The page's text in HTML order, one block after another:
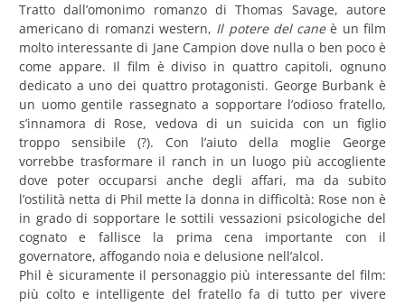
Tratto dall’omonimo romanzo di Thomas Savage, autore
americano di romanzi western, Il potere del caneè un film
molto interessante di Jane Campion dove nulla o ben poco è
come appare. Il film è diviso in quattro capitoli, ognuno
dedicato a uno dei quattro protagonisti. George Burbank è
un uomo gentile rassegnato a sopportare l’odioso fratello,
s’innamora di Rose, vedova di un suicida con un figlio
troppo sensibile (?). Con l’aiuto della moglie George
vorrebbe trasformare il ranch in un luogo più accogliente
dove poter occuparsi anche degli affari, ma da subito
l’ostilità netta di Phil mette la donna in difficoltà: Rose non è
in grado di sopportare le sottili vessazioni psicologiche del
cognato e fallisce la prima cena importante con il
governatore, affogando noia e delusione nell’alcol.
Phil è sicuramente il personaggio più interessante del film:
più colto e intelligente del fratello fa di tutto per vivere